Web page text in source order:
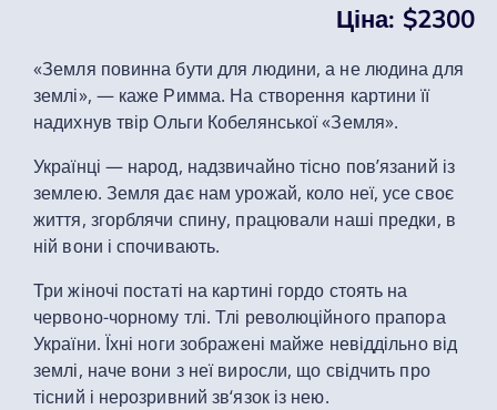
Ціна: $2300
«Земля повинна бути для людини, а не людина для
землі», — каже Римма. На створення картини її
надихнув твірОльги Кобелянської «Земля».
Українці — народ, надзвичайно тісно пов’язаний із
землею. Земля дає нам урожай, коло неї, усе своє
життя, згорблячи спину, працювали наші предки, в
ній вони і спочивають.
Три жіночі постаті на картині гордо стоять на
червоно-чорному тлі. Тлі революційного прапора
України. Їхні ноги зображені майже невіддільно від
землі, наче вони з неї виросли, що свідчить про
тісний і нерозривний зв‘язок із нею.